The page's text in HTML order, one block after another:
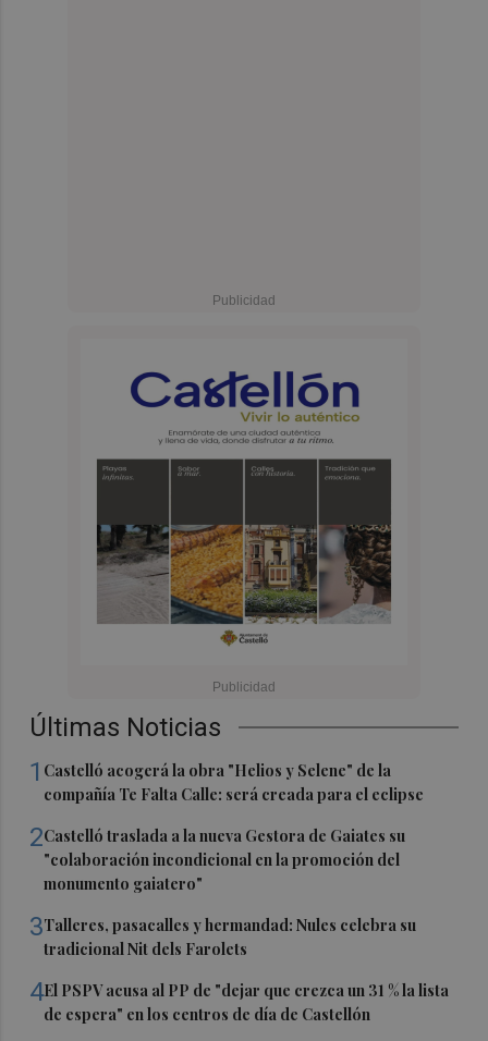
Últimas Noticias
1 Castelló acogerá la obra "Helios y Selene" de la
compañía Te Falta Calle: será creada para el eclipse
2Castelló traslada a la nueva Gestora de Gaiates su
"colaboración incondicional en la promoción del
monumento gaiatero"
3Talleres, pasacalles y hermandad: Nules celebra su
tradicional Nit dels Farolets
4El PSPV acusa al PP de "dejar que crezca un 31 % la lista
de espera" en los centros de día de Castellón